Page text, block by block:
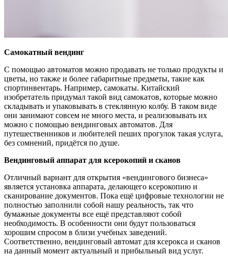
Самокатный вендинг
С помощью автоматов можно продавать не только продукты и
цветы, но также и более габаритные предметы, такие как
спортинвентарь. Например, самокаты. Китайский
изобретатель придумал такой вид самокатов, которые можно
складывать и упаковывать в стеклянную колбу. В таком виде
они занимают совсем не много места, и реализовывать их
можно с помощью вендинговых автоматов. Для
путешественников и любителей пеших прогулок такая услуга,
без сомнений, придётся по душе.
Вендинговый аппарат для ксерокопий и сканов
Отличный вариант для открытия «вендингового бизнеса»
является установка аппарата, делающего ксерокопию и
сканирование документов. Пока ещё цифровые технологии не
полностью заполнили собой нашу реальность, так что
бумажные документы все ещё представляют собой
необходимость. В особенности они будут пользоваться
хорошим спросом в близи учебных заведений.
Соответственно, вендинговый автомат для ксерокса и сканов
на данный момент актуальный и прибыльный вид услуг.